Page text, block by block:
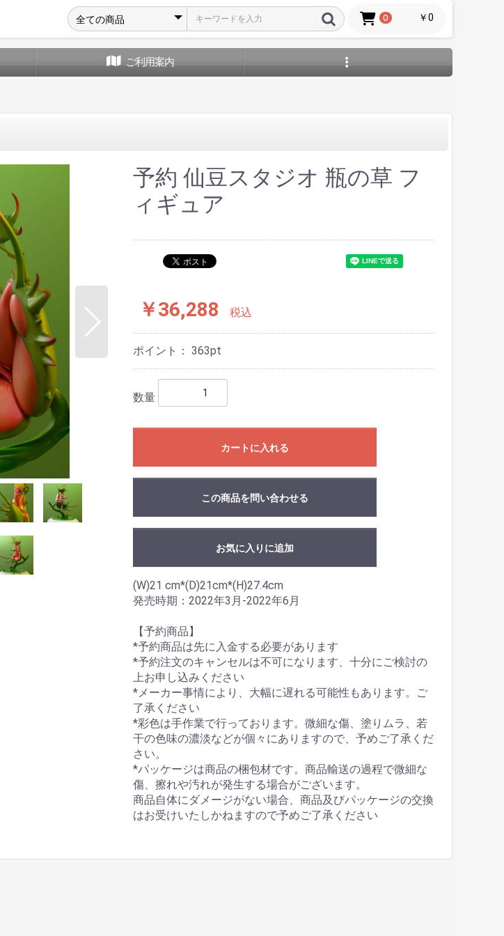
0 ￥0
ご利用案内
予約 仙豆スタジオ 瓶の草 フ
ィギュア
￥36,288 税込
ポイント： 363pt
数量
カートに入れる
この商品を問い合わせる
お気に入りに追加
(W)21 cm*(D)21cm*(H)27.4cm
発売時期：2022年3月-2022年6月
【予約商品】
*予約商品は先に入金する必要があります
*予約注文のキャンセルは不可になります、十分にご検討の
上お申し込みください
*メーカー事情により、大幅に遅れる可能性もあります。ご
了承ください
*彩色は手作業で行っております。微細な傷、塗りムラ、若
干の色味の濃淡などが個々にありますので、予めご了承くだ
さい。
*パッケージは商品の梱包材です。商品輸送の過程で微細な
傷、擦れや汚れが発生する場合がございます。
商品自体にダメージがない場合、商品及びパッケージの交換
はお受けいたしかねますので予めご了承ください